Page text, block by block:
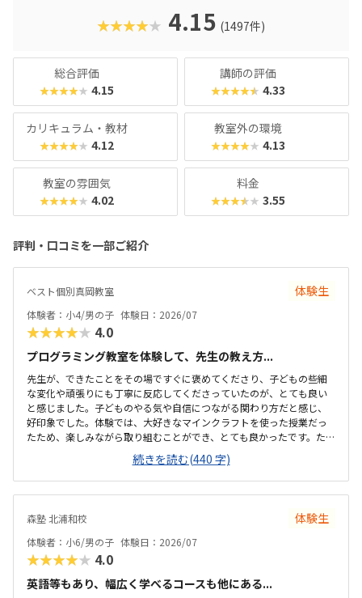
クに慣れている今の子どもでも、「安っぽい」「子どもっぽ
い」と思わず勉強に取り組めるでしょう。学習結果は通信簿
★★★★★ 4.15 (1497件)
総合評価
★★★★★ 4.15
講師の評価
★★★★★ 4.33
カリキュラム・教材
★★★★★ 4.12
教室外の環境
★★★★★ 4.13
教室の雰囲気
★★★★★ 4.02
料金
★★★★★ 3.55
評判・口コミを一部ご紹介
ベスト個別真岡教室 体験生
体験者：小4/男の子 体験日：2026/07
★★★★★ 4.0
プログラミング教室を体験して、先生の教え方...
先生が、できたことをその場ですぐに褒めてくださり、子どもの些細
な変化や頑張りにも丁寧に反応してくださっていたのが、とても良い
と感じました。子どものやる気や自信につながる関わり方だと感じ、
好印象でした。体験では、大好きなマインクラフトを使った授業だっ
たため、楽しみながら取り組むことができ、とても良かったです。た
だ、今後もずっとマインクラフトを使った内容ではないと伺ったの
で、その後も興味を持って取り組めるかどうかは少し気になる点でし
た。教室は自宅から15分ほどの距離にあり、通いやすいと感じまし
た。また、駐車場もあるため、送り迎えもしやすく、安心して通わせ
ているわけではありませんが、壁などで視線が分散しにくい工夫がさ
れており、集中しやすい雰囲気だと感じました。月4回（1回50分）で
約12,000円という料金は、我が家にとってはや...
続きを読む(440 字)
森塾 北浦和校 体験生
体験者：小6/男の子 体験日：2026/07
★★★★★ 4.0
英語等もあり、幅広く学べるコースも他にある...